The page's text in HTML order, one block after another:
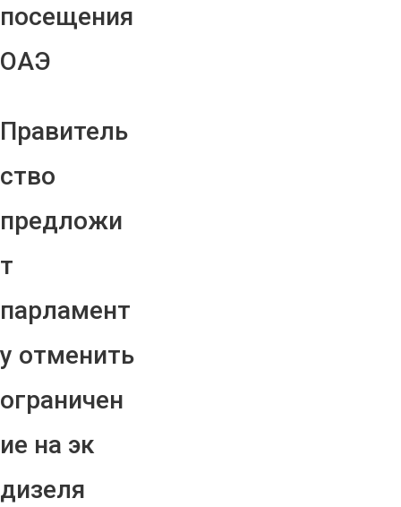
посещения
ОАЭ
Правитель
ство
предложи
т
парламент
у отменить
ограничен
ие на эк
дизеля